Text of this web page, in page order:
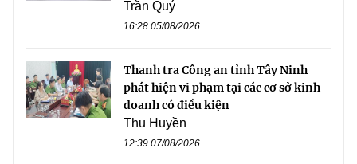
Trần Quý
16:28 05/08/2026
Thanh tra Công an tỉnh Tây Ninh
phát hiện vi phạm tại các cơ sở kinh
doanh có điều kiện
Thu Huyền
12:39 07/08/2026